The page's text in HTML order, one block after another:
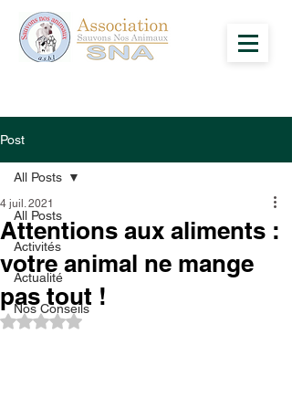
Post
All Posts
Activités
Actualité
Nos Conseils
All Posts
Attentions aux aliments :
votre animal ne mange
pas tout !
4 juil. 2021
Noté NaN étoiles sur 5.